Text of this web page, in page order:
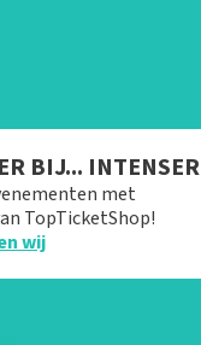
BIJ...
met
TopTicketShop!
wij